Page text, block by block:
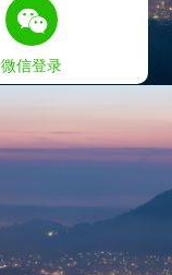
微信登录